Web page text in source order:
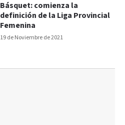
19 de Noviembre de 2021
Básquet: comienza la
definición de la Liga Provincial
Femenina